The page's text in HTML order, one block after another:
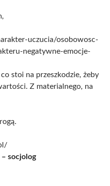
uczucia/osobowosc-
negatywne-emocje-
stoi na przeszkodzie, żeby
Z materialnego, na
socjolog